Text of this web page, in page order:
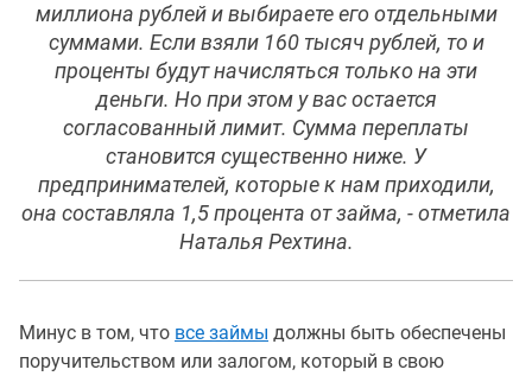
миллиона рублей и выбираете его отдельными
суммами. Если взяли 160 тысяч рублей, то и
проценты будут начисляться только на эти
деньги. Но при этом у вас остается
согласованный лимит. Сумма переплаты
становится существенно ниже. У
предпринимателей, которые к нам приходили,
она составляла 1,5 процента от займа, - отметила
Наталья Рехтина.
Минус в том, что все займы должны быть обеспечены
поручительством или залогом, который в свою